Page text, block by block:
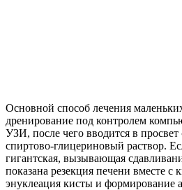
Основной способ лечения
дренирование под контролем
УЗИ, после чего вводится в
спиртово-глицериновый раствор.
гигантская, вызывающая
показана резекция печени вместе с
энуклеация кисты и формирование